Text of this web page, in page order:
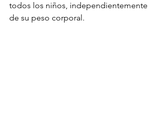
todos los niños, independientemente
de su peso corporal.